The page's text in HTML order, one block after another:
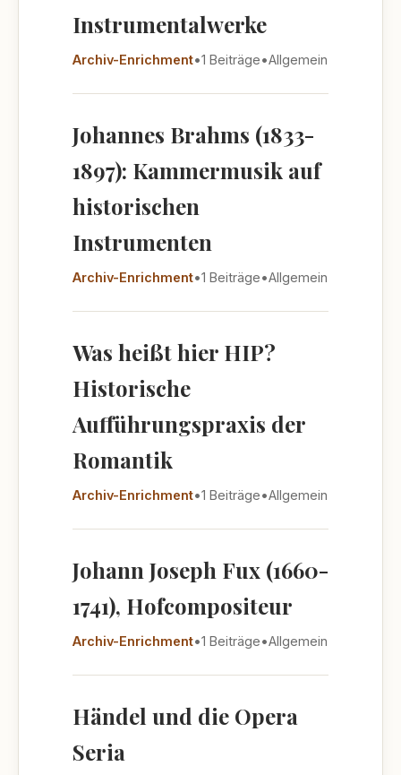
Instrumentalwerke
Archiv-Enrichment•1 Beiträge•Allgemein
Johannes Brahms (1833-
1897): Kammermusik auf
historischen
Instrumenten
Archiv-Enrichment•1 Beiträge•Allgemein
Was heißt hier HIP?
Historische
Aufführungspraxis der
Romantik
Archiv-Enrichment•1 Beiträge•Allgemein
Johann Joseph Fux (1660-
1741), Hofcompositeur
Archiv-Enrichment•1 Beiträge•Allgemein
Händel und die Opera
Seria